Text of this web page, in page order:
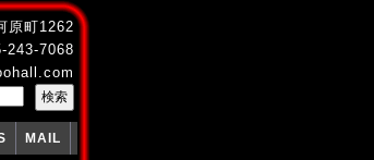
原町1262
243-7068
MAIL